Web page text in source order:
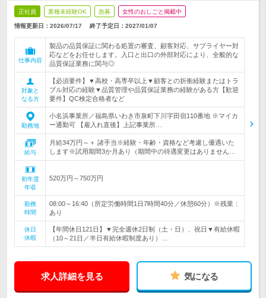
正社員 業種未経験OK 急募 女性のおしごと掲載中
情報更新日：2026/07/17 終了予定日： 2027/01/07
仕事内容
製品の品質保証に関わる処置の審査、顧客対応、サプライヤー対
応などをお任せします。入口と出口の外部対応により、全般的な
品質保証業務に関与◎
対象と
なる方
【必須要件】▼高校・高専卒以上▼顧客との折衝経験またはトラ
ブル対応の経験▼品質管理や品質保証業務の経験がある方【歓迎
要件】QC検定合格者など
勤務地
小名浜事業所／福島県いわき市泉町下川字田宿110番地 ※マイカ
ー通勤可 【雇入れ直後】上記事業所…
給与
月給34万円～＋ 諸手当※経験・年齢・資格など考慮し優遇いた
します※試用期間3か月あり（期間中の待遇変更はありません…
初年度
年収
520万円～750万円
勤務
時間
08:00～16:40（所定労働時間1日7時間40分／休憩60分）※残業：
あり
休日
休暇
【年間休日121日】▼完全週休2日制（土・日）、祝日▼有給休暇
（10～21日／半日有給休暇制度あり）…
求人詳細を見る 気になる